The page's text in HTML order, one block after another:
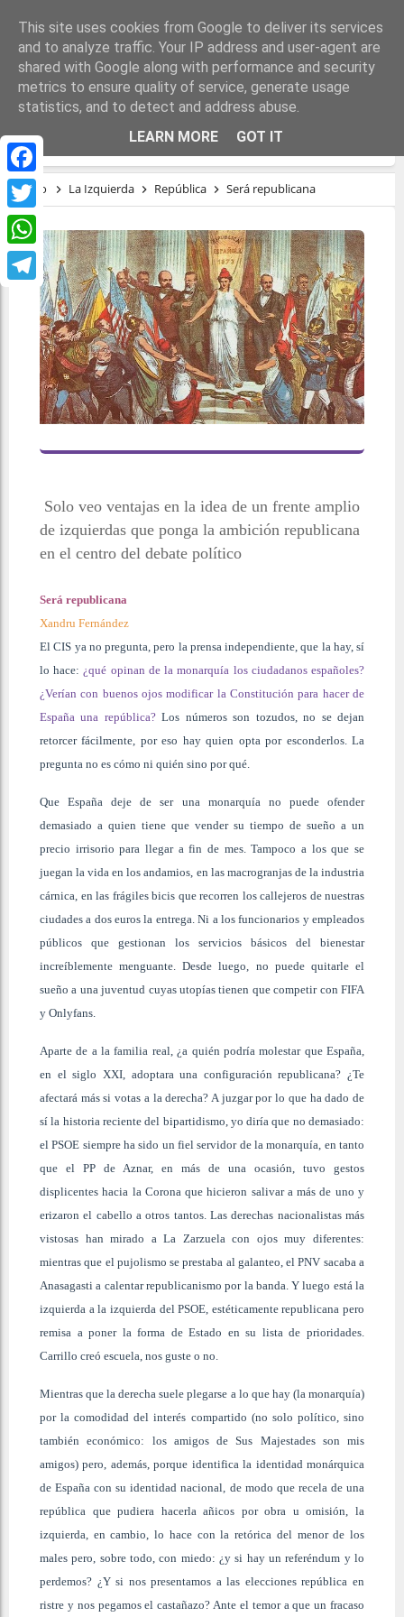
Facebook
Twitter
WhatsApp
Telegram
SERÁ REPUBLICANA
Inicio La Izquierda República Será republicana
Solo veo ventajas en la idea de un frente amplio
de izquierdas que ponga la ambición republicana
en el centro del debate político
Será republicana
Xandru Fernández
El CIS ya no pregunta, pero la prensa independiente, que la hay, sí
lo hace: ¿qué opinan de la monarquía los ciudadanos españoles?
¿Verían con buenos ojos modificar la Constitución para hacer de
España una república?Los números son tozudos, no se dejan
retorcer fácilmente, por eso hay quien opta por esconderlos. La
pregunta no es cómo ni quién sino por qué.
Que España deje de ser una monarquía no puede ofender
demasiado a quien tiene que vender su tiempo de sueño a un
precio irrisorio para llegar a fin de mes. Tampoco a los que se
juegan la vida en los andamios, en las macrogranjas de la industria
cárnica, en las frágiles bicis que recorren los callejeros de nuestras
ciudades a dos euros la entrega. Ni a los funcionarios y empleados
públicos que gestionan los servicios básicos del bienestar
increíblemente menguante. Desde luego, no puede quitarle el
sueño a una juventud cuyas utopías tienen que competir con FIFA
y Onlyfans.
Aparte de a la familia real, ¿a quién podría molestar que España,
en el siglo XXI, adoptara una configuración republicana? ¿Te
afectará más si votas a la derecha? A juzgar por lo que ha dado de
sí la historia reciente del bipartidismo, yo diría que no demasiado:
el PSOE siempre ha sido un fiel servidor de la monarquía, en tanto
que el PP de Aznar, en más de una ocasión, tuvo gestos
displicentes hacia la Corona que hicieron salivar a más de uno y
erizaron el cabello a otros tantos. Las derechas nacionalistas más
vistosas han mirado a La Zarzuela con ojos muy diferentes:
mientras que el pujolismo se prestaba al galanteo, el PNV sacaba a
Anasagasti a calentar republicanismo por la banda. Y luego está la
izquierda a la izquierda del PSOE, estéticamente republicana pero
remisa a poner la forma de Estado en su lista de prioridades.
Carrillo creó escuela, nos guste o no.
Mientras que la derecha suele plegarse a lo que hay (la monarquía)
por la comodidad del interés compartido (no solo político, sino
también económico: los amigos de Sus Majestades son mis
amigos) pero, además, porque identifica la identidad monárquica
de España con su identidad nacional, de modo que recela de una
república que pudiera hacerla añicos por obra u omisión, la
izquierda, en cambio, lo hace con la retórica del menor de los
males pero, sobre todo, con miedo: ¿y si hay un referéndum y lo
perdemos? ¿Y si nos presentamos a las elecciones república en
ristre y nos pegamos el castañazo? Ante el temor a que un fracaso
This site uses cookies from Google to deliver its services
and to analyze traffic. Your IP address and user-agent are
shared with Google along with performance and security
metrics to ensure quality of service, generate usage
statistics, and to detect and address abuse.
LEARN MORE
GOT IT